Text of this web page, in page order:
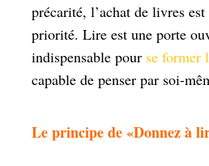
précarité, l’achat de livres
priorité. Lire est une porte
indispensable pour se former
capable de penser par soi-
Le principe de «Donnez à